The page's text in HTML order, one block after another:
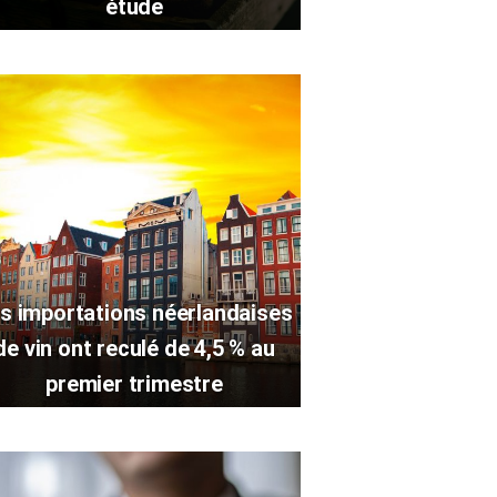
étude
importations néerlandaises
vin ont reculé de 4,5 % au
premier trimestre